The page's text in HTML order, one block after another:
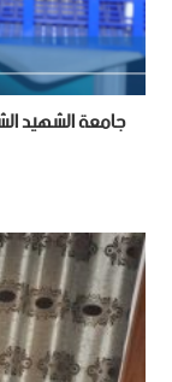
جامعة الشهيد